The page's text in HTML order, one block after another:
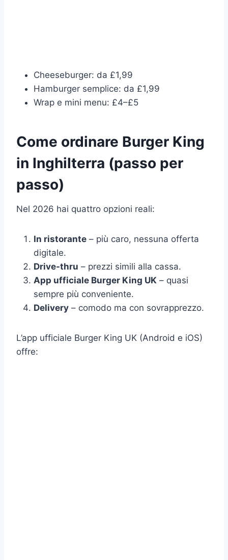
Cheeseburger: da £1,99
Hamburger semplice: da £1,99
Wrap e mini menu: £4–£5
Come ordinare Burger King
in Inghilterra (passo per
passo)
Nel 2026 hai quattro opzioni reali:
In ristorante – più caro, nessuna offerta
digitale.
Drive-thru – prezzi simili alla cassa.
App ufficiale Burger King UK – quasi
sempre più conveniente.
Delivery – comodo ma con sovrapprezzo.
L’app ufficiale Burger King UK (Android e iOS)
offre: